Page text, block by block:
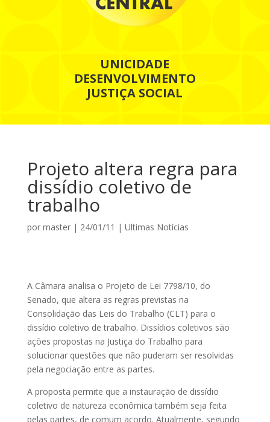
UNICIDADE
DESENVOLVIMENTO
JUSTIÇA SOCIAL
Projeto altera regra para
dissídio coletivo de
trabalho
por master| 24/01/11 | Ultimas Notícias
A Câmara analisa o Projeto de Lei 7798/10, do
Senado, que altera as regras previstas na
Consolidação das Leis do Trabalho (CLT) para o
dissídio coletivo de trabalho. Dissídios coletivos são
ações propostas na Justiça do Trabalho para
solucionar questões que não puderam ser resolvidas
pela negociação entre as partes.
A proposta permite que a instauração de dissídio
coletivo de natureza econômica também seja feita
pelas partes, de comum acordo. Atualmente, segundo